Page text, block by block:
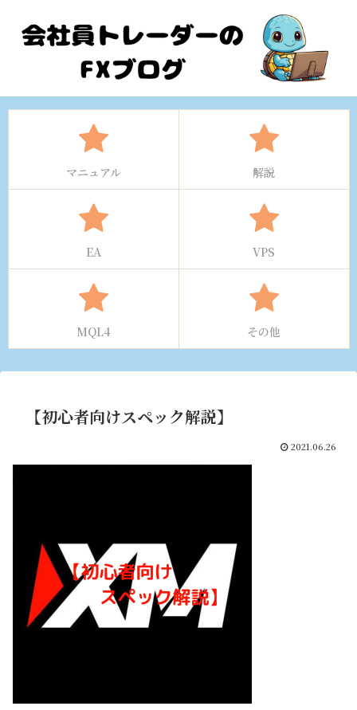
マニュアル 解説
EA VPS
MQL4 その他
【初心者向けスペック解説】
2021.06.26